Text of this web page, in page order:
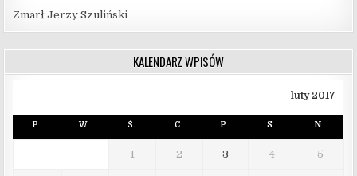
Zmarł Jerzy Szuliński
KALENDARZ WPISÓW
luty 2017
P W Ś C P S N
1 2 3 4 5